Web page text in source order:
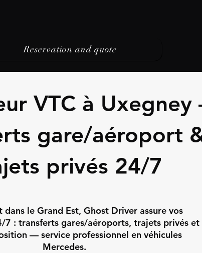
Reservation and quote
VTC à Uxegney
gare/aéroport
privés 24/7
dans le Grand Est, Ghost Driver assure vos
7 : transferts gares/aéroports, trajets privés et
— service professionnel en véhicules
Mercedes.